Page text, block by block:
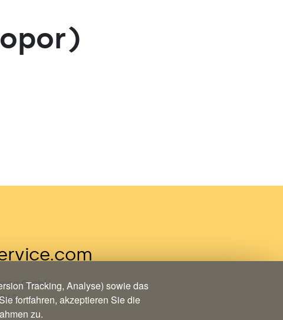
GmbH
Tracking, Analyse) sowie das
fortfahren, akzeptieren Sie die
zu.